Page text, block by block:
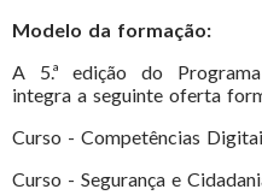
Modelo da formação:
A 5.ª edição do
integra a seguinte oferta
Curso - Competências
Curso - Segurança e